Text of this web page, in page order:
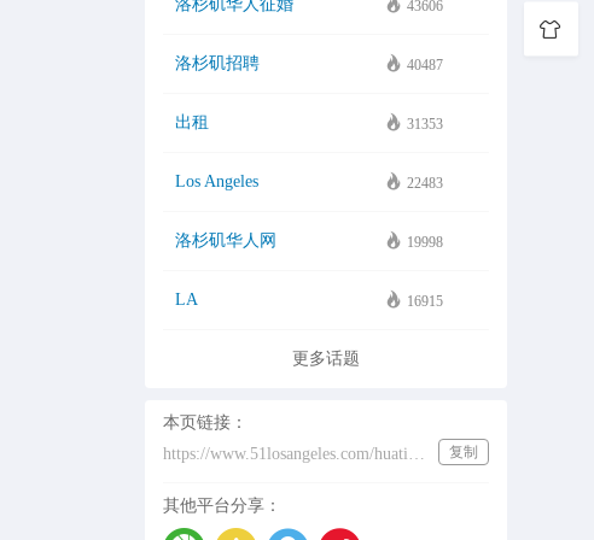
洛杉矶华人征婚 43606
洛杉矶招聘 40487
出租 31353
Los Angeles 22483
洛杉矶华人网 19998
LA 16915
更多话题
本页链接：
https://www.51losangeles.com/huati/%E7%BA%BD%E7%BA%A6%E5%B8%83%E9%B2%81%E5%85%8B%E6%9E%97
复制
其他平台分享：